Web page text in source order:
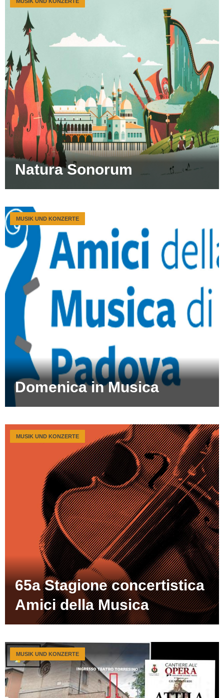
Natura Sonorum
Domenica in Musica
MUSIK UND KONZERTE
65a Stagione concertistica
Amici della Musica
MUSIK UND KONZERTE
MUSIK UND KONZERTE